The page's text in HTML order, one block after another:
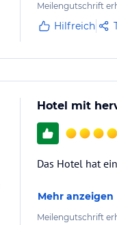
Meilengutschrift
Hilfreich
Hotel mit
Das Hotel hat
Mehr anzeigen
Meilengutschrift